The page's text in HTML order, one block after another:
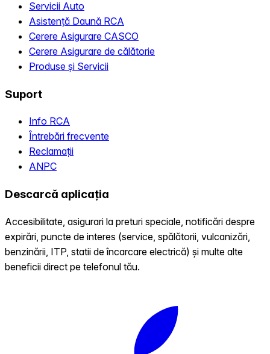
Servicii Auto
Asistență Daună RCA
Cerere Asigurare CASCO
Cerere Asigurare de călătorie
Produse și Servicii
Suport
Info RCA
Întrebări frecvente
Reclamații
ANPC
Descarcă aplicația
Accesibilitate, asigurari la preturi speciale, notificări despre
expirări, puncte de interes (service, spălătorii, vulcanizări,
benzinării, ITP, statii de încarcare electrică) și multe alte
beneficii direct pe telefonul tău.